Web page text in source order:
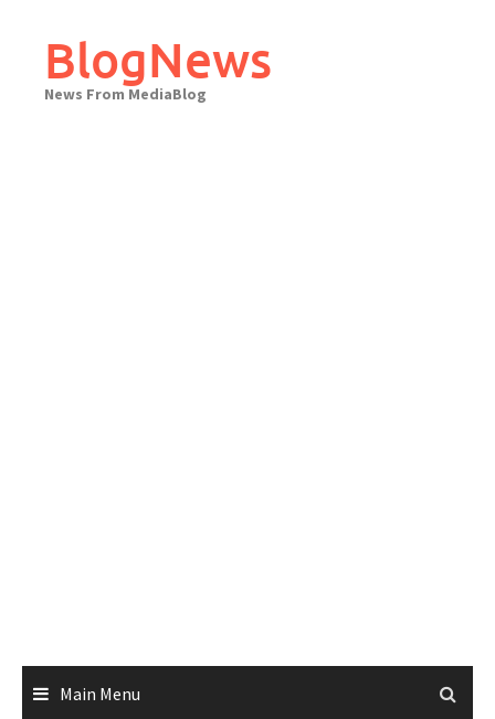
contentBlogNews
News From MediaBlog
Main Menu